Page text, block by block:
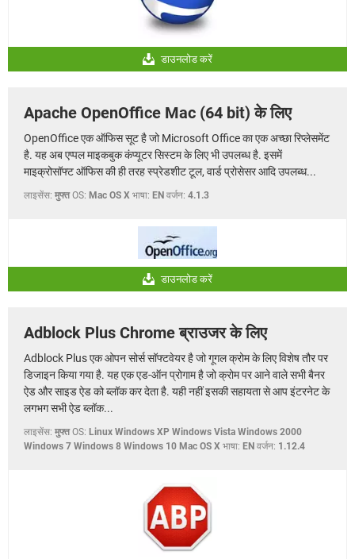
डाउनलोड करें
Apache OpenOffice Mac (64 bit) के लिए
OpenOffice एक ऑफिस सूट है जो Microsoft Office का एक अच्छा रिप्लेसमेंट
है. यह अब एप्पल माइकबुक कंप्यूटर सिस्टम के लिए भी उपलब्ध है. इसमें
माइक्रोसॉफ्ट ऑफिस की ही तरह स्प्रेडशीट टूल, वार्ड प्रोसेसर आदि उपलब्ध...
लाइसेंस: मुफ्त OS: Mac OS X भाषा: EN वर्जन: 4.1.3
डाउनलोड करें
Adblock Plus Chrome ब्राउजर के लिए
Adblock Plus एक ओपन सोर्स सॉफ्टवेयर है जो गूगल क्रोम के लिए विशेष तौर पर
डिजाइन किया गया है. यह एक एड-ऑन प्रोगाम है जो क्रोम पर आने वाले सभी बैनर
ऐड और साइड ऐड को ब्लॉक कर देता है. यही नहीं इसकी सहायता से आप इंटरनेट के
लगभग सभी ऐड ब्लॉक...
लाइसेंस: मुफ्त OS: Linux Windows XP Windows Vista Windows 2000
Windows 7 Windows 8 Windows 10 Mac OS X भाषा: EN वर्जन: 1.12.4